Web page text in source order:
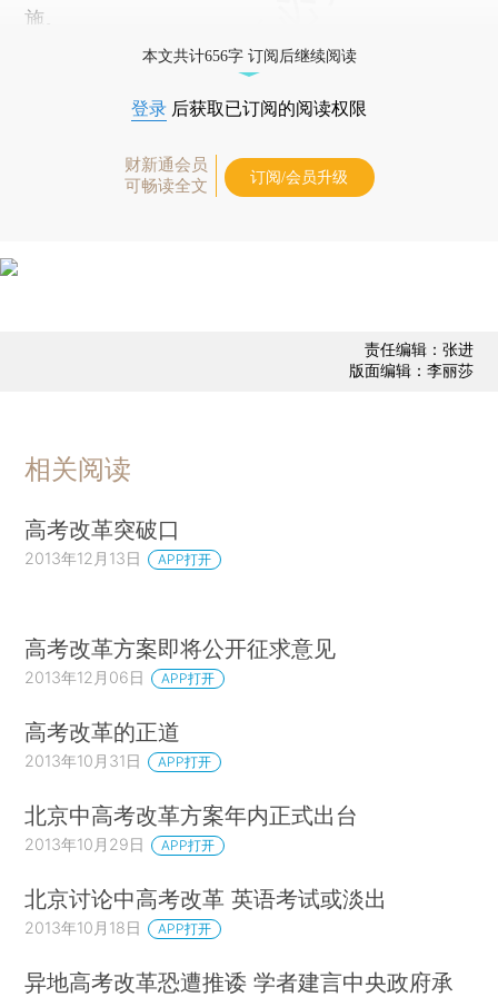
施。
本文共计656字 订阅后继续阅读
登录 后获取已订阅的阅读权限
财新通会员
可畅读全文
订阅/会员升级
责任编辑：张进
版面编辑：李丽莎
相关阅读
高考改革突破口
2013年12月13日 APP打开
高考改革方案即将公开征求意见
2013年12月06日 APP打开
高考改革的正道
2013年10月31日 APP打开
北京中高考改革方案年内正式出台
2013年10月29日 APP打开
北京讨论中高考改革 英语考试或淡出
2013年10月18日 APP打开
异地高考改革恐遭推诿 学者建言中央政府承